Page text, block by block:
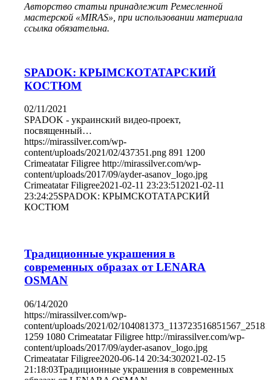
Авторство статьи принадлежит Ремесленной
мастерской «MIRAS», при использовании материала
ссылка обязательна.
SPADOK: КРЫМСКОТАТАРСКИЙ
КОСТЮМ
02/11/2021
SPADOK - украинский видео-проект,
посвященный…
https://mirassilver.com/wp-
content/uploads/2021/02/437351.png 891 1200
Crimeatatar Filigree http://mirassilver.com/wp-
content/uploads/2017/09/ayder-asanov_logo.jpg
Crimeatatar Filigree2021-02-11 23:23:51 2021-02-11
23:24:25SPADOK: КРЫМСКОТАТАРСКИЙ
КОСТЮМ
Традиционные украшения в
современных образах от LENARA
OSMAN
06/14/2020
https://mirassilver.com/wp-
content/uploads/2021/02/
1259 1080 Crimeatatar Filigree http://mirassilver.com/wp-
content/uploads/2017/09/ayder-asanov_logo.jpg
Crimeatatar Filigree2020-06-14 20:34:302021-02-15
21:18:03Традиционные украшения в современных